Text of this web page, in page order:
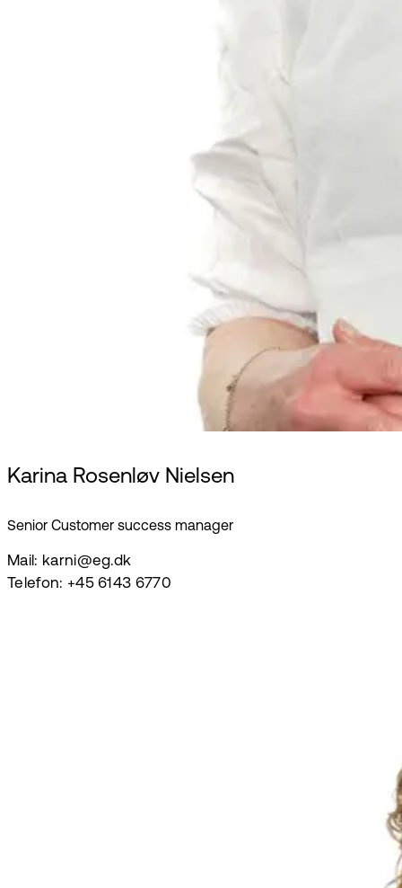
Karina Rosenløv Nielsen
Senior Customer success manager
Mail: karni@eg.dk
Telefon: +45 6143 6770